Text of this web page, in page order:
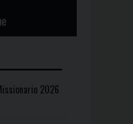
2026